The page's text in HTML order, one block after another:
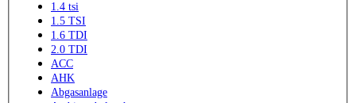
1.4 tsi
1.5 TSI
1.6 TDI
2.0 TDI
ACC
AHK
Abgasanlage